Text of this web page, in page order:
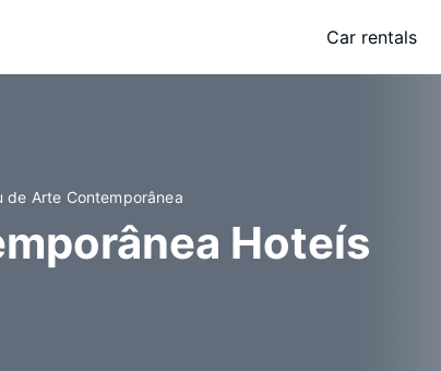
Car rentals
de Arte Contemporânea
Hoteís